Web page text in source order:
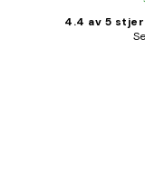
4.4 av 5